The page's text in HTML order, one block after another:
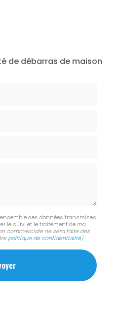
de débarras de maison
des données transmises
le suivi et le traitement de ma
commerciale ne sera faite des
politique de confidentialité)